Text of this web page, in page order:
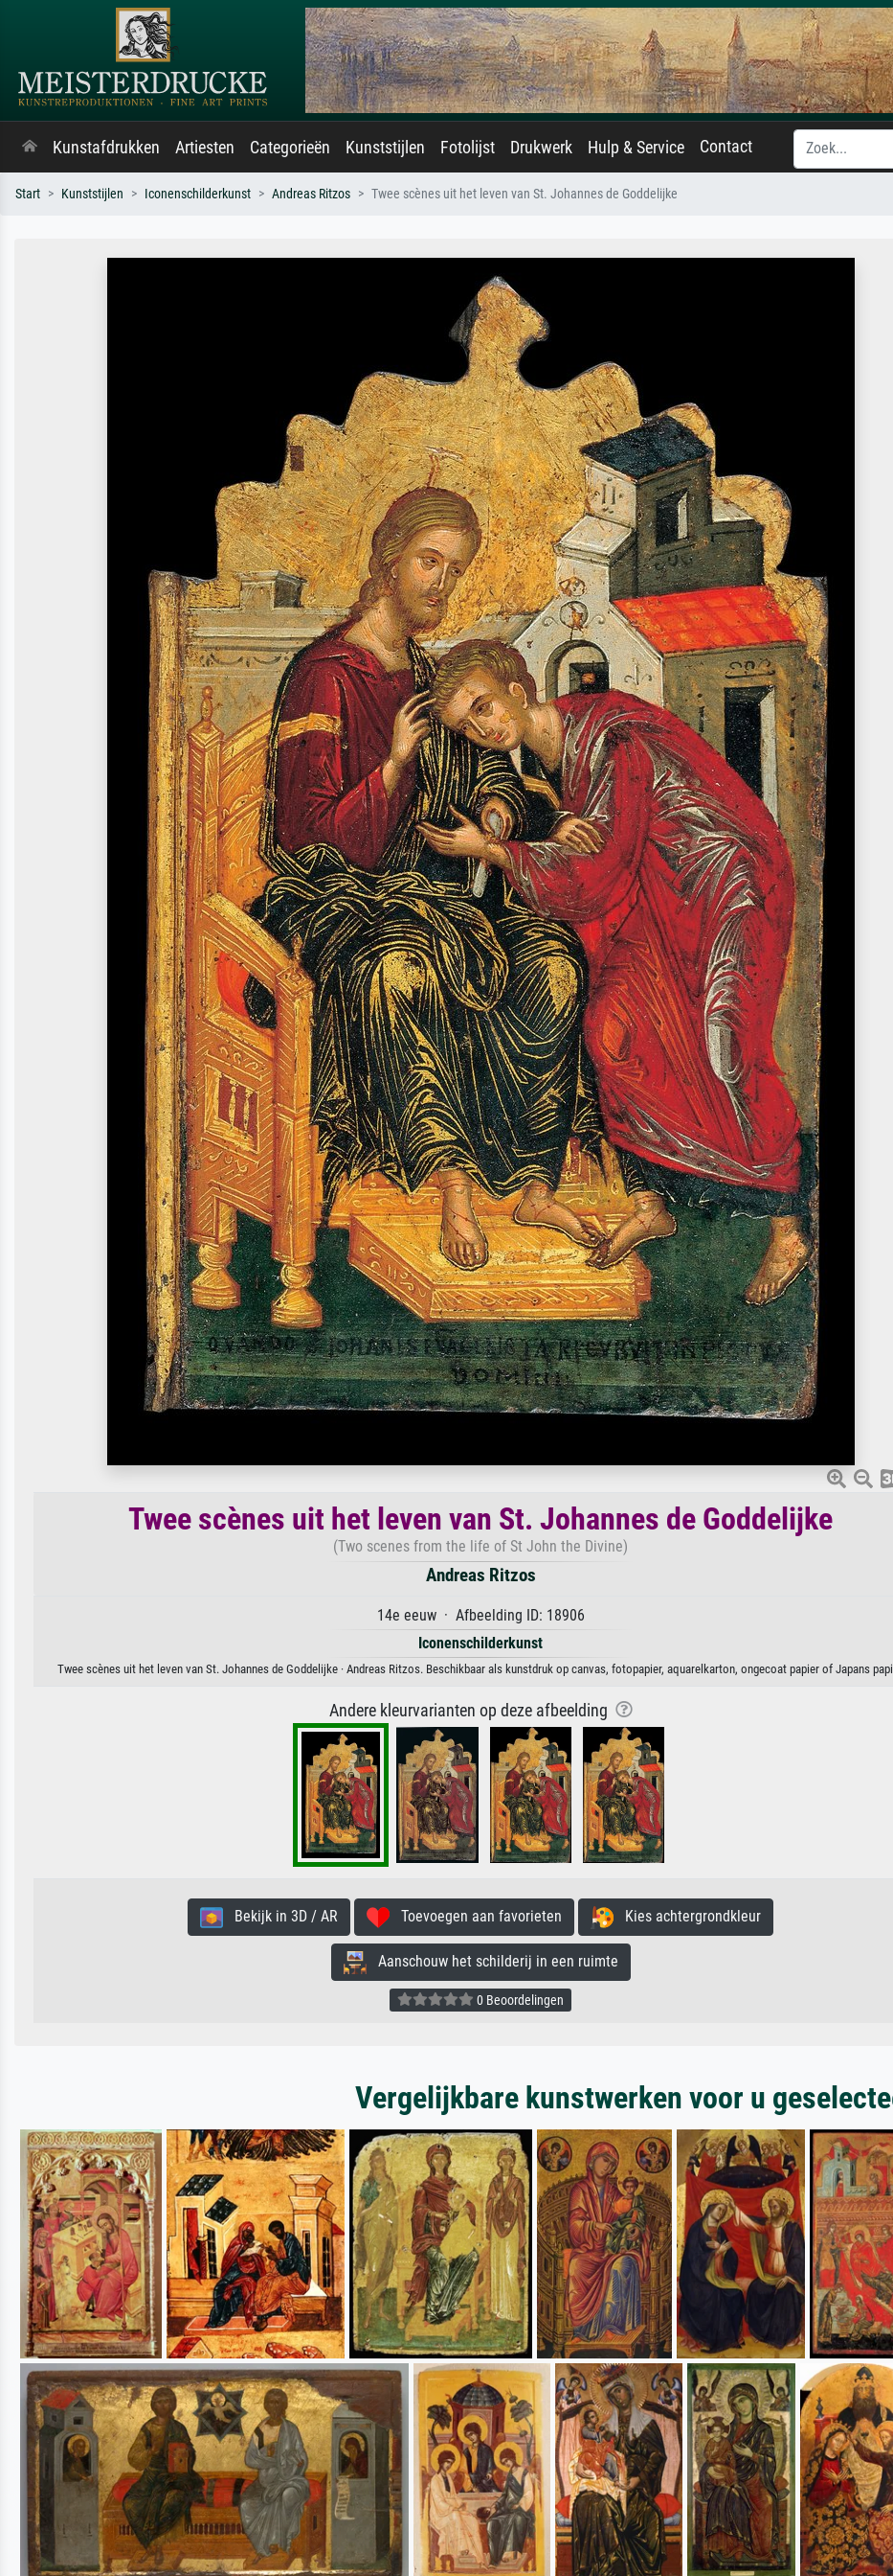
Kunstafdrukken Artiesten Categorieën Kunststijlen Fotolijst Drukwerk Hulp & Service Contact
Start Kunststijlen Iconenschilderkunst Andreas Ritzos Twee scènes uit het leven van St. Johannes de Goddelijke
Twee scènes uit het leven van St. Johannes de Goddelijke
(Two scenes from the life of St John the Divine)
Andreas Ritzos
14e eeuw · Afbeelding ID: 18906
Iconenschilderkunst
Twee scènes uit het leven van St. Johannes de Goddelijke · Andreas Ritzos. Beschikbaar als kunstdruk op canvas, fotopapier, aquarelkarton, ongecoat papier of Japans
Andere kleurvarianten op deze afbeelding
Bekijk in 3D / AR Toevoegen aan favorieten Kies achtergrondkleur
Aanschouw het schilderij in een ruimte
0 Beoordelingen
Vergelijkbare kunstwerken voor u